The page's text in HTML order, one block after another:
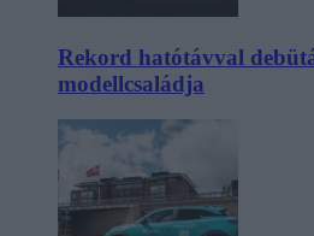
Rekord hatótávval
modellcsaládja